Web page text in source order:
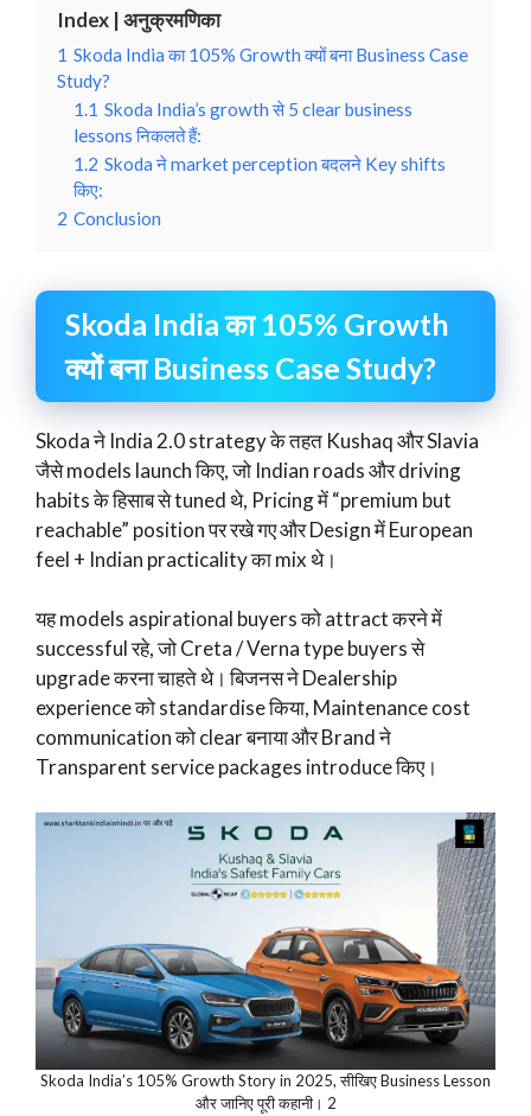
Index | अनुक्रमणिका
1 Skoda India का 105% Growth क्यों बना Business Case
Study?
1.1 Skoda India’s growth से 5 clear business
lessons निकलते हैं:
1.2 Skoda ने market perception बदलने Key shifts
किए:
2 Conclusion
Skoda India का 105% Growth
क्यों बना Business Case Study?
Skoda ने India 2.0 strategy के तहत Kushaq और Slavia
जैसे models launch किए, जो Indian roads और driving
habits के हिसाब से tuned थे, Pricing में “premium but
reachable” position पर रखे गए और Design में European
feel + Indian practicality का mix थे।
यह models aspirational buyers को attract करने में
successful रहे, जो Creta / Verna type buyers से
upgrade करना चाहते थे। बिजनस ने Dealership
experience को standardise किया, Maintenance cost
communication को clear बनाया और Brand ने
Transparent service packages introduce किए।
Skoda India’s 105% Growth Story in 2025, सीखिए Business Lesson
और जानिए पूरी कहानी। 2